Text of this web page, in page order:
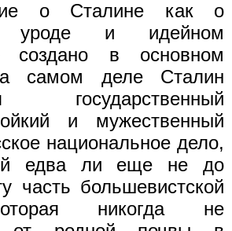
о Сталине как о
уроде и идейном
создано в основном
самом деле Сталин
государственный
и мужественный
национальное дело,
едва ли еще не до
часть большевистской
никогда не